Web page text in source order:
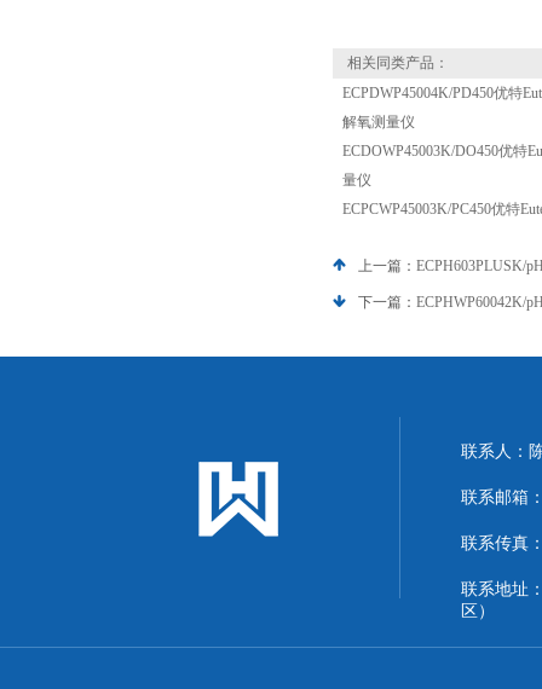
相关同类产品：
ECPDWP45004K/PD450优特
解氧测量仪
ECDOWP45003K/DO450优特
量仪
ECPCWP45003K/PC450优特
上一篇： ECPH603PLUSK/
下一篇： ECPHWP60042K/
联系人：
联系邮箱
联系传真
联系地址
区）